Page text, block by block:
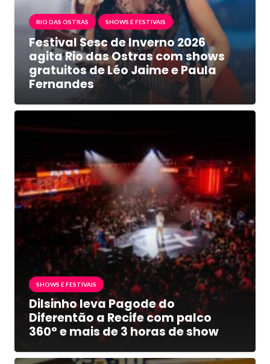
RIO DAS OSTRAS SHOWS E FESTIVAIS
Festival Sesc de Inverno 2026
agita Rio das Ostras com shows
gratuitos de Léo Jaime e Paula
Fernandes
SHOWS E FESTIVAIS
Dilsinho leva Pagode do
Diferentão a Recife com palco
360° e mais de 3 horas de show